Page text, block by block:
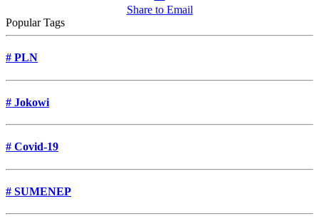
Share to Email
Popular Tags
# PLN
# Jokowi
# Covid-19
# SUMENEP